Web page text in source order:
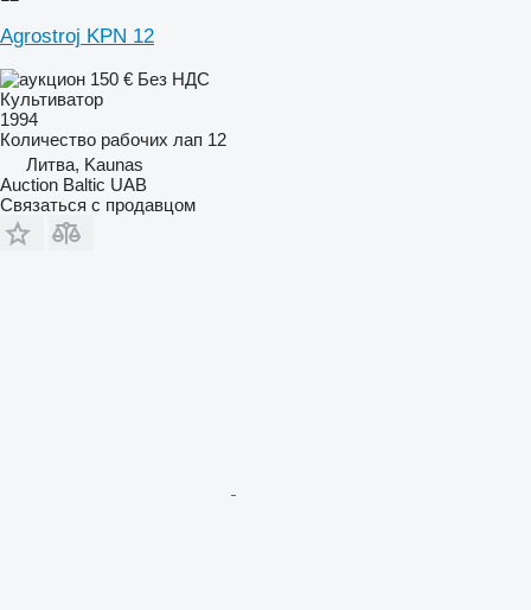
Agrostroj KPN 12
150 € Без НДС
Культиватор
1994
Количество рабочих лап 12
Литва, Kaunas
Auction Baltic UAB
Связаться с продавцом